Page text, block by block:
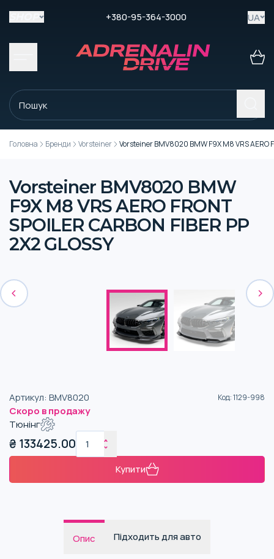
+380-95-364-3000 UA
Головна Бренди Vorsteiner Vorsteiner BMV8020 BMW F9X M8 VRS AERO
Vorsteiner BMV8020 BMW
F9X M8 VRS AERO FRONT
SPOILER CARBON FIBER PP
2X2 GLOSSY
Артикул: BMV8020 Код:1129-998
Скоро в продажу
Тюнінг
₴ 133425.00
Купити
Опис Підходить для авто